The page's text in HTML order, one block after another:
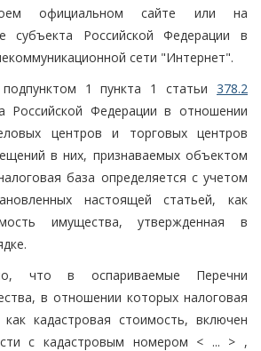
официальном сайте или на
субъекта Российской Федерации в
сети "Интернет".
1 пункта 1 статьи 378.2
Российской Федерации в отношении
центров и торговых центров
в них, признаваемых объектом
база определяется с учетом
настоящей статьей, как
имущества, утвержденная в
что в оспариваемые Перечни
в отношении которых налоговая
кадастровая стоимость, включен
с кадастровым номером < ... > ,